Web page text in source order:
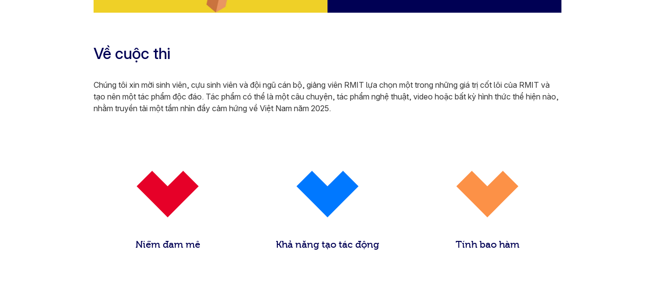
Về cuộc thi
Chúng tôi xin mời sinh viên, cựu sinh viên và đội ngũ cán bộ, giảng viên RMIT lựa chọn một trong những giá trị cốt lõi của RMIT và
tạo nên một tác phẩm độc đáo. Tác phẩm có thể là một câu chuyện, tác phẩm nghệ thuật, video hoặc bất kỳ hình thức thể hiện nào,
nhằm truyền tải một tầm nhìn đầy cảm hứng về Việt Nam năm 2025.
Niềm đam mê Khả năng tạo tác động Tính bao hàm